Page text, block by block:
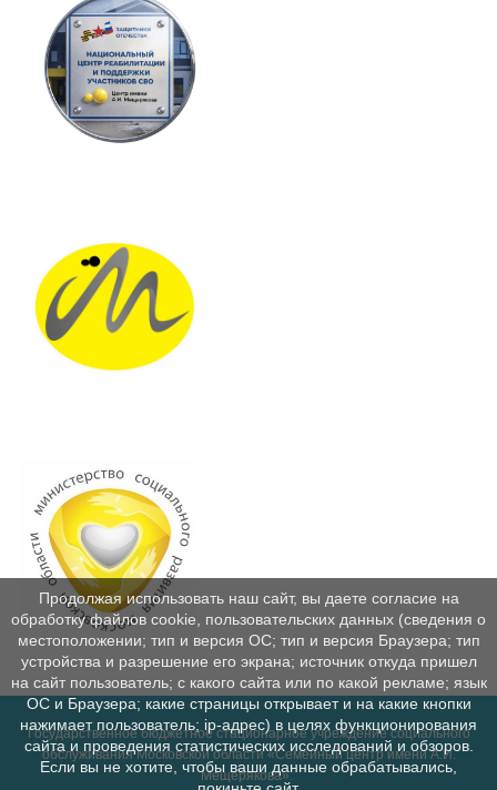
Государственное бюджетное стационарное учреждение социального
обслуживания Московской области «Семейный центр имени А.И.
Мещерякова».
Продолжая использовать наш сайт, вы даете согласие на
обработку файлов cookie, пользовательских данных (сведения о
местоположении; тип и версия ОС; тип и версия Браузера; тип
устройства и разрешение его экрана; источник откуда пришел
на сайт пользователь; с какого сайта или по какой рекламе; язык
ОС и Браузера; какие страницы открывает и на какие кнопки
нажимает пользователь; ip-адрес) в целях функционирования
сайта и проведения статистических исследований и обзоров.
Если вы не хотите, чтобы ваши данные обрабатывались,